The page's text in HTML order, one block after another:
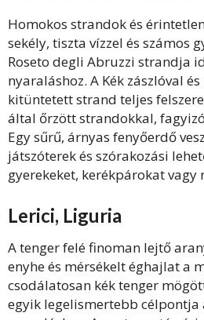
Homokos strandok és
sekély, tiszta vízzel és számos
Roseto degli Abruzzi strandja
nyaraláshoz. A Kék zászlóval
kitüntetett strand teljes
által őrzött strandokkal,
Egy sűrű, árnyas fenyőerdő
játszóterek és szórakozási
gyerekeket, kerékpárokat
Lerici, Liguria
A tenger felé finoman lejtő
enyhe és mérsékelt éghajlat a
csodálatosan kék tenger
egyik legelismertebb